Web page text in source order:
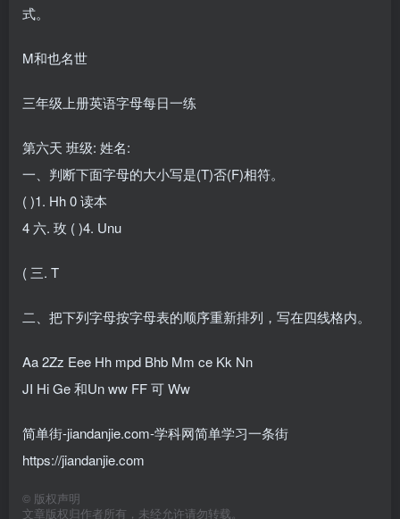
式。
M和也名世
三年级上册英语字母每日一练
第六天 班级: 姓名:
一、判断下面字母的大小写是(T)否(F)相符。
( )1. Hh 0 读本
4 六. 玫 ( )4. Unu
( 三. T
二、把下列字母按字母表的顺序重新排列，写在四线格内。
Aa 2Zz Eee Hh mpd Bhb Mm ce Kk Nn
JI Hi Ge 和Un ww FF 可 Ww
简单街-jiandanjie.com-学科网简单学习一条街
https://jiandanjie.com
© 版权声明
文章版权归作者所有，未经允许请勿转载。